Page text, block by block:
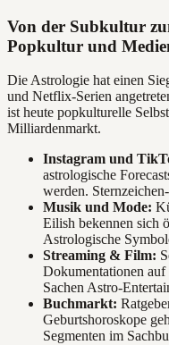
Von der Subkultur
Popkultur und
Die Astrologie hat einen
und Netflix-Serien
ist heute popkulturelle
Milliardenmarkt.
Instagram und
astrologische
werden.
Musik und Mode:
Eilish bekennen sich
Astrologische
Streaming & Film:
Dokumentationen
Sachen Astro-
Buchmarkt:
Geburtshoroskope
Segmenten im